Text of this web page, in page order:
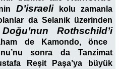
D’israeli
kolu zamanla
da Selanik üzerinden
Doğu’nun Rothschild’i
de Kamondo, önce
sonra da Tanzimat
Reşit Paşa’ya büyük